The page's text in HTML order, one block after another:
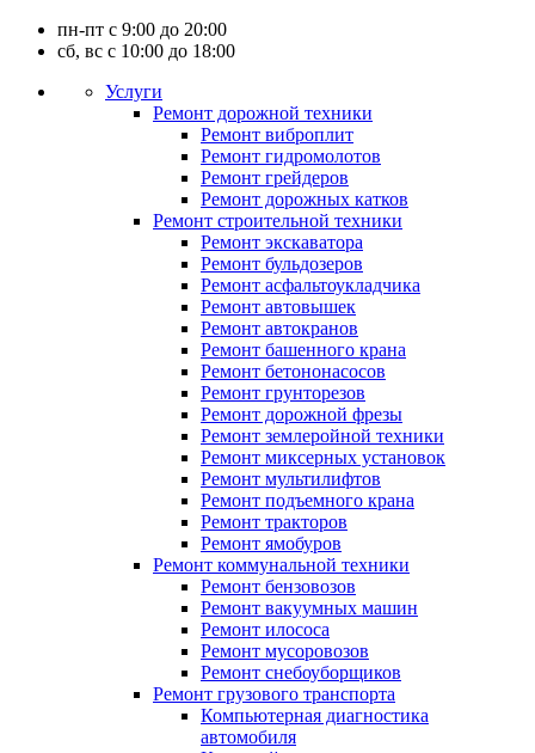
пн-пт с 9:00 до 20:00
сб, вс с 10:00 до 18:00
Услуги
Ремонт дорожной техники
Ремонт виброплит
Ремонт гидромолотов
Ремонт грейдеров
Ремонт дорожных катков
Ремонт строительной техники
Ремонт экскаватора
Ремонт бульдозеров
Ремонт асфальтоукладчика
Ремонт автовышек
Ремонт автокранов
Ремонт башенного крана
Ремонт бетононасосов
Ремонт грунторезов
Ремонт дорожной фрезы
Ремонт землеройной техники
Ремонт миксерных установок
Ремонт мультилифтов
Ремонт подъемного крана
Ремонт тракторов
Ремонт ямобуров
Ремонт коммунальной техники
Ремонт бензовозов
Ремонт вакуумных машин
Ремонт илососа
Ремонт мусоровозов
Ремонт снебоуборщиков
Ремонт грузового транспорта
Компьютерная диагностика
автомобиля